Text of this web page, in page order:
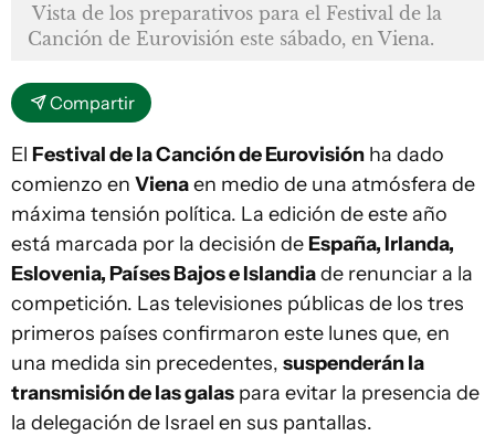
Vista de los preparativos para el Festival de la
Canción de Eurovisión este sábado, en Viena.
Compartir
El Festival de la Canción de Eurovisión ha dado
comienzo en Vienaen medio de una atmósfera de
máxima tensión política. La edición de este año
está marcada por la decisión de España, Irlanda,
Eslovenia, Países Bajos e Islandiade renunciar a la
competición. Las televisiones públicas de los tres
primeros países confirmaron este lunes que, en
una medida sin precedentes, suspenderán la
transmisión de las galas para evitar la presencia de
la delegación de Israel en sus pantallas.